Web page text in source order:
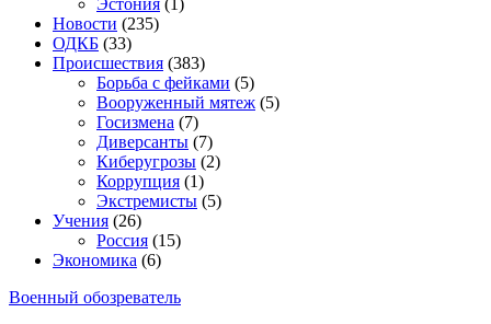
Эстония (1)
Новости (235)
ОДКБ (33)
Происшествия (383)
Борьба с фейками (5)
Вооруженный мятеж (5)
Госизмена (7)
Диверсанты (7)
Киберугрозы (2)
Коррупция (1)
Экстремисты (5)
Учения (26)
Россия (15)
Экономика (6)
Военный обозреватель